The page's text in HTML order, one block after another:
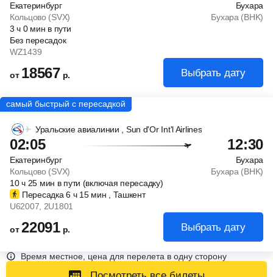
Екатеринбург
Бухара
Кольцово (SVX)
Бухара (BHK)
3ч 0 мин в пути
Без пересадок
WZ1439
от 18567 р. Выбрать дату
Уральские авиалинии , Sun d'Or Int'l Airlines
02:05 12:30
Екатеринбург
Бухара
Кольцово (SVX)
Бухара (BHK)
10ч25 мин в пути (включая пересадку)
Пересадка 6 ч15 мин , Ташкент
U62007 , 2U1801
от22091 р. Выбрать дату
Время местное, цена для перелета в одну сторону